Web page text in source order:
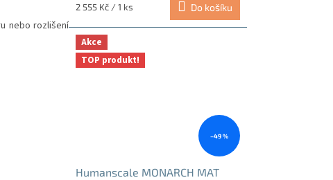
nebo rozlišení
Měrná
2 555 Kč / 1 ks Do košíku
Akce
TOP produkt!
–49 %
Humanscale MONARCH MAT